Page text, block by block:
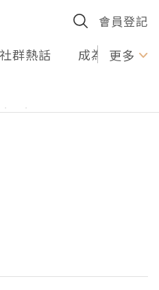
會員登記
社群熱話 成為U更多